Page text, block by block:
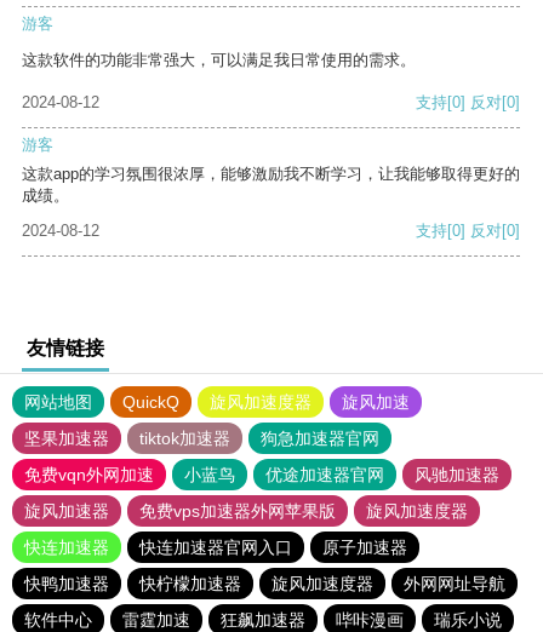
游客
这款软件的功能非常强大，可以满足我日常使用的需求。
2024-08-12 支持[0] 反对[0]
游客
这款app的学习氛围很浓厚，能够激励我不断学习，让我能够取得更好的
成绩。
2024-08-12
支持[0] 反对[0]
友情链接
网站地图 QuickQ 旋风加速度器
旋风加速
坚果加速器
tiktok加速器
狗急加速器官网
免费vqn外网加速
小蓝鸟 优途加速器官网
风驰加速器
旋风加速器
免费vps加速器外网苹果版
旋风加速度器
快连加速器
快连加速器官网入口
原子加速器
快鸭加速器
快柠檬加速器 旋风加速度器
外网网址导航
软件中心
雷霆加速 狂飙加速器 哔咔漫画
瑞乐小说